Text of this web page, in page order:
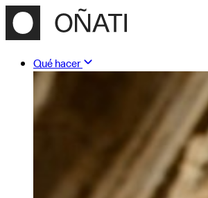
Qué hacer